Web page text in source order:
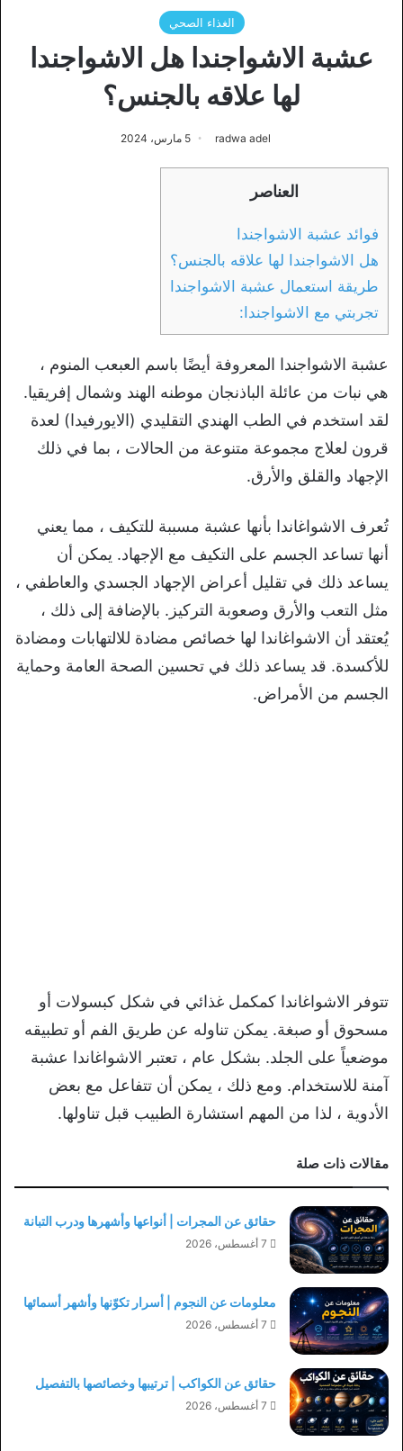
الغذاء الصحي
عشبة الاشواجندا هل الاشواجندا
لها علاقه بالجنس؟
radwa adel 5 مارس، 2024
العناصر
فوائد عشبة الاشواجندا
هل الاشواجندا لها علاقه بالجنس؟
طريقة استعمال عشبة الاشواجندا
تجربتي مع الاشواجندا:
عشبة الاشواجندا المعروفة أيضًا باسم العبعب المنوم ،
هي نبات من عائلة الباذنجان موطنه الهند وشمال إفريقيا.
لقد استخدم في الطب الهندي التقليدي (الايورفيدا) لعدة
قرون لعلاج مجموعة متنوعة من الحالات ، بما في ذلك
الإجهاد والقلق والأرق.
تُعرف الاشواغاندا بأنها عشبة مسببة للتكيف ، مما يعني
أنها تساعد الجسم على التكيف مع الإجهاد. يمكن أن
يساعد ذلك في تقليل أعراض الإجهاد الجسدي والعاطفي ،
مثل التعب والأرق وصعوبة التركيز. بالإضافة إلى ذلك ،
يُعتقد أن الاشواغاندا لها خصائص مضادة للالتهابات ومضادة
للأكسدة. قد يساعد ذلك في تحسين الصحة العامة وحماية
الجسم من الأمراض.
تتوفر الاشواغاندا كمكمل غذائي في شكل كبسولات أو
مسحوق أو صبغة. يمكن تناوله عن طريق الفم أو تطبيقه
موضعياً على الجلد. بشكل عام ، تعتبر الاشواغاندا عشبة
آمنة للاستخدام. ومع ذلك ، يمكن أن تتفاعل مع بعض
الأدوية ، لذا من المهم استشارة الطبيب قبل تناولها.
مقالات ذات صلة
حقائق عن المجرات | أنواعها وأشهرها ودرب التبانة
7 أغسطس، 2026
معلومات عن النجوم | أسرار تكوّنها وأشهر أسمائها
7 أغسطس، 2026
حقائق عن الكواكب | ترتيبها وخصائصها بالتفصيل
7 أغسطس، 2026